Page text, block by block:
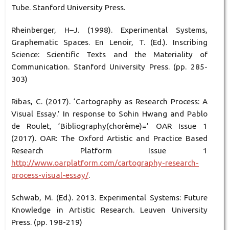
Tube. Stanford University Press.
Rheinberger, H–J. (1998). Experimental Systems,
Graphematic Spaces. En Lenoir, T. (Ed.). Inscribing
Science: Scientific Texts and the Materiality of
Communication. Stanford University Press. (pp. 285-
303)
Ribas, C. (2017). ‘Cartography as Research Process: A
Visual Essay.’ In response to Sohin Hwang and Pablo
de Roulet, ‘Bibliography(chorème)=’ OAR Issue 1
(2017). OAR: The Oxford Artistic and Practice Based
Research Platform Issue 1
http://www.oarplatform.com/cartography-research-
process-visual-essay/.
Schwab, M. (Ed.). 2013. Experimental Systems: Future
Knowledge in Artistic Research. Leuven University
Press. (pp. 198-219)